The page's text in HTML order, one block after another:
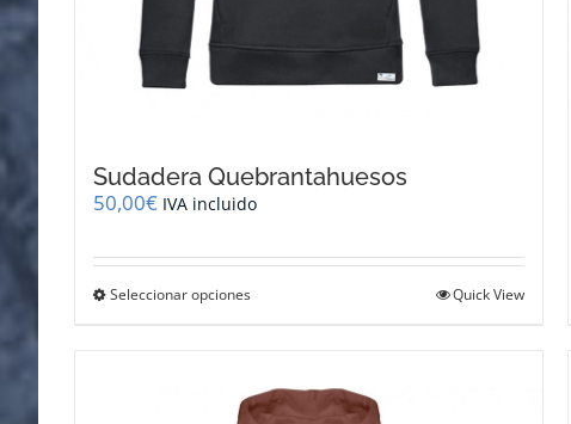
Sudadera Quebrantahuesos
50,00€ IVA incluido
Seleccionar opciones
variantes.
Las
Quick View